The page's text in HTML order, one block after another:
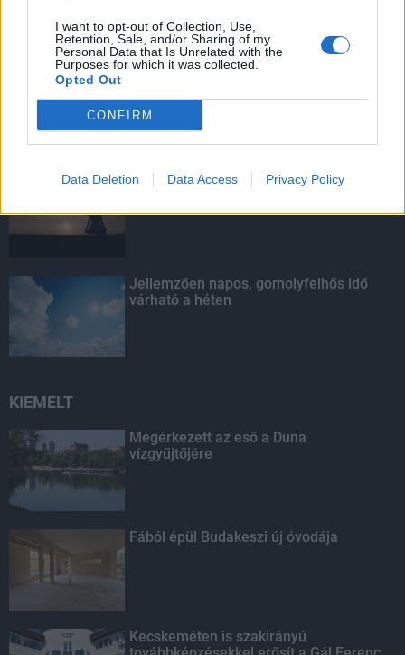
I want to opt-out of Collection, Use,
Retention, Sale, and/or Sharing of my
Personal Data that Is Unrelated with the
Purposes for which it was collected.
Opted Out
CONFIRM
Data Deletion Data Access Privacy Policy
LEGOLVASOTTABB
Tizenöt hegedűkészítő-mester mutatja
be munkáját Budán
Amire többmillióan vártunk: szombattól
Jellemzően napos, gomolyfelhős idő
várható a héten
KIEMELT
Megérkezett az eső a Duna
vízgyűjtőjére
Fából épül Budakeszi új óvodája
Kecskeméten is szakirányú